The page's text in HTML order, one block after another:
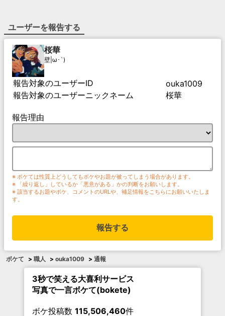
ユーザーを報告する
桜華
壁|ω･`)
報告対象のユーザーID
ouka1009
報告対象のユーザーニックネーム
桜華
報告理由
※ ボケては性質上どうしてもボケやお題が被ってしまう場合があります。
※ 「繰り返し」しているか「悪意がある」かの判断をお願いします。
※ 該当するお題やボケ、コメントのURLや、補足情報をこちらにお願いいたしま
す。
報告する
ボケて > 職人 > ouka1009 > 通報
3秒で笑える大喜利サービス
写真で一言ボケて(bokete)
ボケ投稿数 115,506,460件